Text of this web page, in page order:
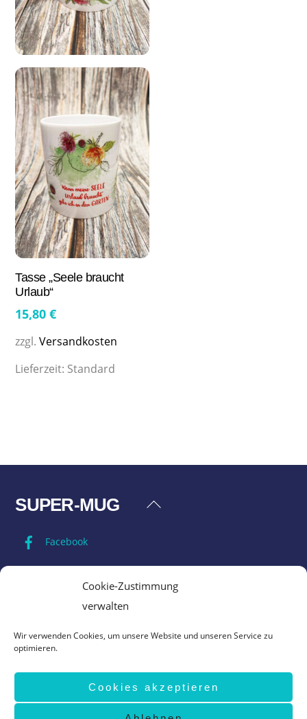
Cookie-Zustimmung
verwalten
Wir verwenden Cookies, um unsere Website und unseren Service zu
optimieren.
Cookies akzeptieren
Tasse „Seele braucht
Urlaub“
15,80€
zzgl.Versandkosten
Lieferzeit: Standard
Back
SUPER-MUG
Facebook
Vertrag widerrufen